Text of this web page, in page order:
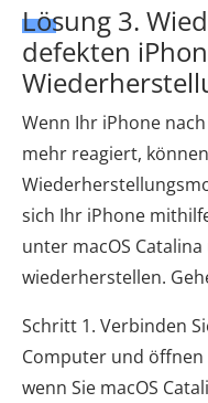
Lösung 3.
defekten
Wenn Ihr iPhone
mehr reagiert,
sich Ihr iPhone
unter macOS
wiederherstellen.
Schritt 1. Verbinden
Computer und öffnen
wenn Sie macOS